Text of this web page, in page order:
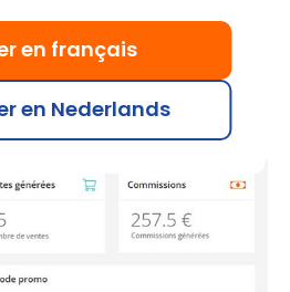
bijhouden die wordt
uw promotiecode. Elke
levert je tot €15 op, of €1
gekocht zonder hosting.
en français
en Nederlands